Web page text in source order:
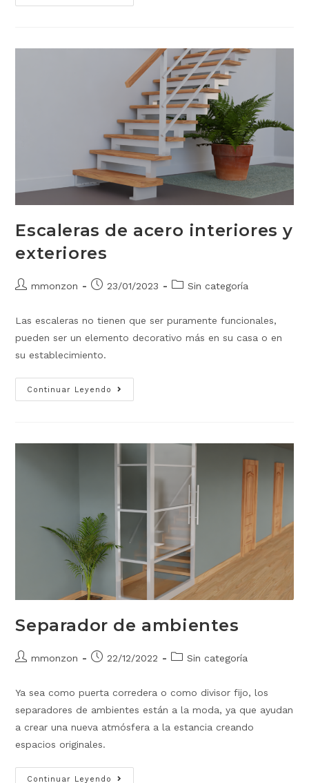
Escaleras de acero interiores y
exteriores
mmonzon 23/01/2023 Sin categoría
Las escaleras no tienen que ser puramente funcionales,
pueden ser un elemento decorativo más en su casa o en
su establecimiento.
Continuar Leyendo
Separador de ambientes
mmonzon 22/12/2022 Sin categoría
Ya sea como puerta corredera o como divisor fijo, los
separadores de ambientes están a la moda, ya que ayudan
a crear una nueva atmósfera a la estancia creando
espacios originales.
Continuar Leyendo